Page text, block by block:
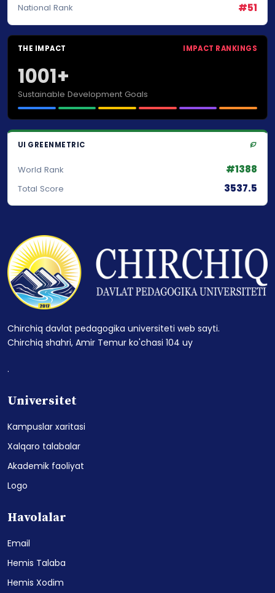
National Rank #51
THE IMPACT IMPACT RANKINGS
1001+
Sustainable Development Goals
UI GREENMETRIC
World Rank #1388
Total Score 3537.5
Chirchiq davlat pedagogika universiteti web sayti.
Chirchiq shahri, Amir Temur ko'chasi 104 uy
.
Universitet
Kampuslar xaritasi
Xalqaro talabalar
Akademik faoliyat
Logo
Havolalar
Email
Hemis Talaba
Hemis Xodim